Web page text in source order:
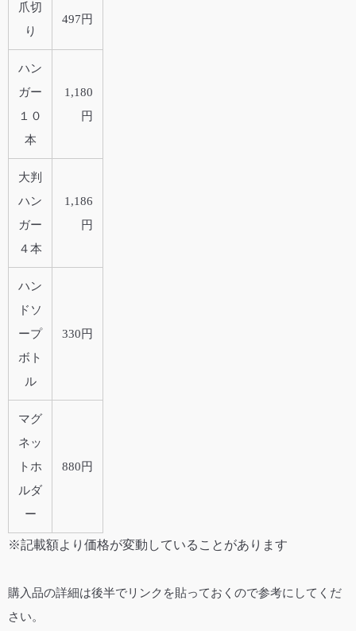
爪切
り
497円
ハン
ガー
１０
本
1,180
円
大判
ハン
ガー
４本
1,186
円
ハン
ドソ
ープ
ボト
ル
330円
マグ
ネッ
トホ
ルダ
ー
880円
※記載額より価格が変動していることがあります
購入品の詳細は後半でリンクを貼っておくので参考にしてくだ
さい。